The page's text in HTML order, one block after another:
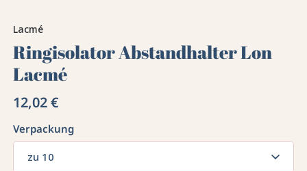
Lacmé
Ringisolator Abstandhalter Lon
Lacmé
12,02 €
Verpackung
zu 10